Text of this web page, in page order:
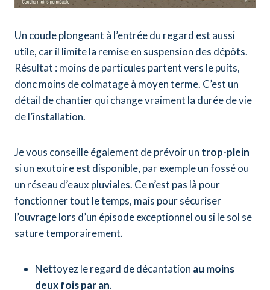
Un coude plongeant à l’entrée du regard est aussi
utile, car il limite la remise en suspension des dépôts.
Résultat : moins de particules partent vers le puits,
donc moins de colmatage à moyen terme. C’est un
détail de chantier qui change vraiment la durée de vie
de l’installation.
Je vous conseille également de prévoir un trop-plein
si un exutoire est disponible, par exemple un fossé ou
un réseau d’eaux pluviales. Ce n’est pas là pour
fonctionner tout le temps, mais pour sécuriser
l’ouvrage lors d’un épisode exceptionnel ou si le sol se
sature temporairement.
Nettoyez le regard de décantation au moins
deux fois par an.